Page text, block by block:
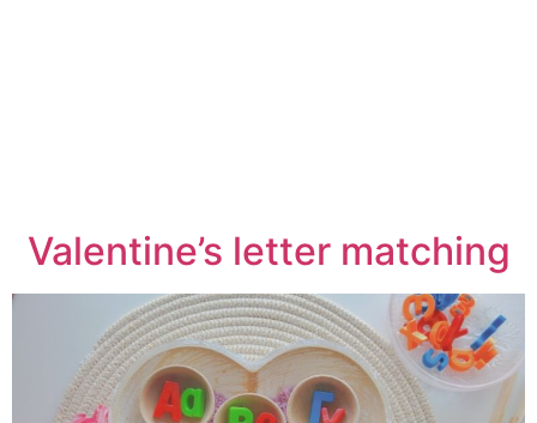
Valentine’s letter matching